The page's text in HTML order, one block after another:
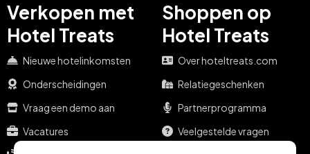
Verkopen met
Hotel Treats
Nieuwe hotelinkomsten
Onderscheidingen
Vraag een demo aan
Vacatures
Shoppen op
Hotel Treats
Over hoteltreats.com
Relatiegeschenken
Partnerprogramma
Veelgestelde vragen